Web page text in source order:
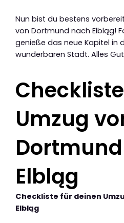
Nun bist du bestens
von Dortmund nach Elbląg!
genieße das neue Kapitel in
wunderbaren Stadt. Alles
Umzug
Elbląg
Checkliste für deinen
Elbląg